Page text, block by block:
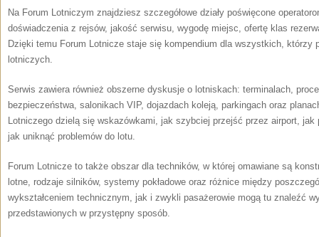
Na Forum Lotniczym znajdziesz szczegółowe działy poświęcone
doświadczenia z rejsów, jakość serwisu, wygodę miejsc, ofertę klas
Dzięki temu Forum Lotnicze staje się kompendium dla wszystkich, którzy
lotniczych.
Serwis zawiera również obszerne dyskusje o lotniskach: terminalach,
bezpieczeństwa, salonikach VIP, dojazdach koleją, parkingach oraz
Lotniczego dzielą się wskazówkami, jak szybciej przejść przez airport,
jak uniknąć problemów do lotu.
Forum Lotnicze to także obszar dla techników, w której omawiane są
lotne, rodzaje silników, systemy pokładowe oraz różnice między
wykształceniem technicznym, jak i zwykli pasażerowie mogą tu znaleźć
przedstawionych w przystępny sposób.